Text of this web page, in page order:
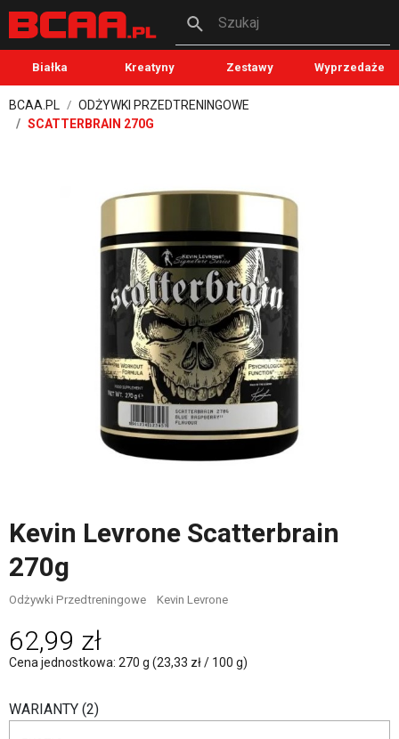
Szukaj
Białka Kreatyny Zestawy Wyprzedaże
BCAA.PL
ODŻYWKI PRZEDTRENINGOWE
SCATTERBRAIN 270G
Kevin Levrone Scatterbrain
270g
Odżywki Przedtreningowe Kevin Levrone
62,99 zł
Cena jednostkowa: 270 g (23,33 zł / 100 g)
WARIANTY (2)